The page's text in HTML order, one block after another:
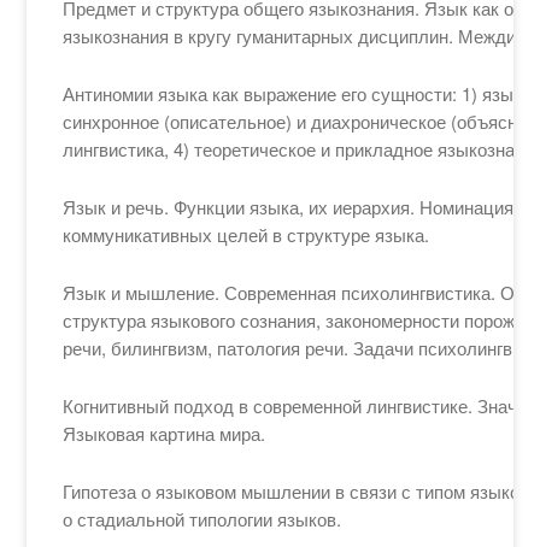
Предмет и структура общего языкознания. Язык как
языкознания в кругу гуманитарных дисциплин.
Антиномии языка как выражение его сущности: 1)
синхронное (описательное) и диахроническое
лингвистика, 4) теоретическое и прикладное
Язык и речь. Функции языка, их иерархия. Номинация и
коммуникативных целей в структуре языка.
Язык и мышление. Современная психолингвистика.
структура языкового сознания, закономерности
речи, билингвизм, патология речи. Задачи
Когнитивный подход в современной лингвистике.
Языковая картина мира.
Гипотеза о языковом мышлении в связи с типом
о стадиальной типологии языков.